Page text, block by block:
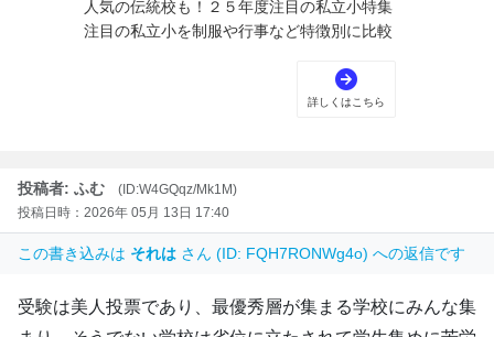
投稿者: ふむ
(ID:W4GQqz/Mk1M)
投稿日時：2026年 05月 13日 17:40
この書き込みは それは さん (ID: FQH7RONWg4o) への返信です
受験は美人投票であり、最優秀層が集まる学校にみんな集